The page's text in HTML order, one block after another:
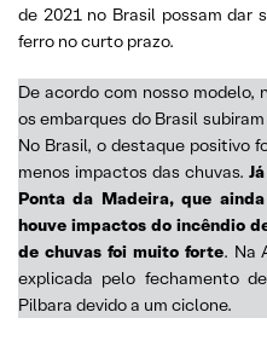
de 2021 no Brasil possam dar
ferro no curto prazo.
De acordo com nosso modelo,
os embarques do Brasil
No Brasil, o destaque positivo
menos impactos das chuvas.
Ponta da Madeira, que
houve impactos do incêndio
de chuvas foi muito forte. Na
explicada pelo fechamento
Pilbara devido a um ciclone.